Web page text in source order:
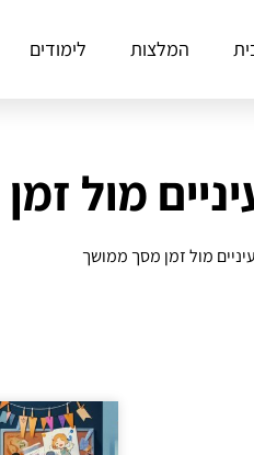
המלצות לימודים
מול
מול זמן מסך ממושך